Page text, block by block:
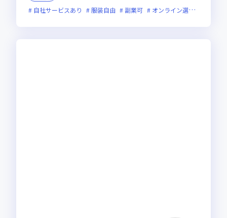
自社サービスあり
服装自由 副業可 オンライン選考可